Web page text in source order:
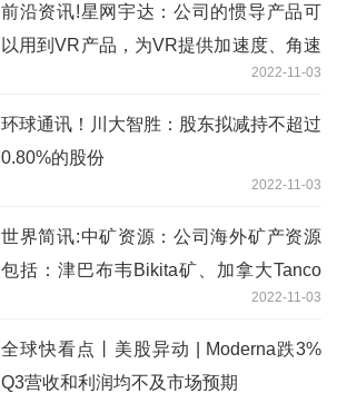
前沿资讯!星网宇达：公司的惯导产品可
以用到VR产品，为VR提供加速度、角速
率、横滚角、俯仰角、水平角以及位移等
信息
2022-11-03
环球通讯！川大智胜：股东拟减持不超过
0.80%的股份
2022-11-03
世界简讯:中矿资源：公司海外矿产资源
包括：津巴布韦Bikita矿、加拿大Tanco
2022-11-03
全球快看点丨美股异动 | Moderna跌3%
Q3营收和利润均不及市场预期